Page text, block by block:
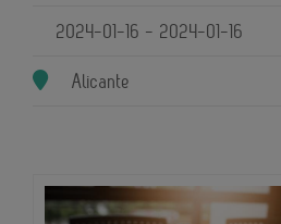
2024-01-16 - 2024-01-16
Alicante